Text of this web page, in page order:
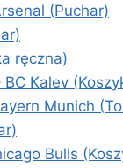
(Puchar)
ręczna)
Kalev
Munich
Bulls